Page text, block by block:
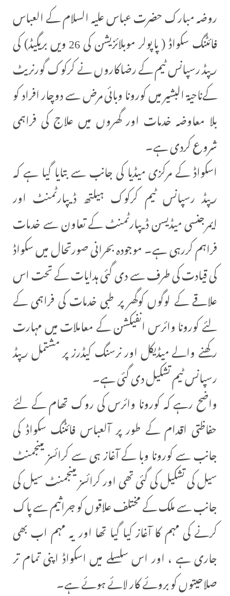
روضہ مبارک حضرت عباس علیہ السلام کے العباس
فائٹنگ سکواڈ ( پاپولر موبلائزیشن کی 26 ویں بریگیڈ) کی
ریپڈ رسپانس ٹیم کے رضاکاروں نے کرکوک گورنریٹ
کےناحیۃ البشیر میں کورونا وبائی مرض سے دوچار افراد کو
بلا معاوضہ خدمات اور گھروں میں علاج کی فراہمی
شروع کردی ہے۔
اسکواڈ کے مرکزی میڈیا کی جانب سے بتایا گیا ہے کہ
ریپڈ رسپانس ٹیم کرکوک ہیلتھ ڈیپارٹمنٹ اور
ایمرجنسی میڈیسن ڈیپارٹمنٹ کے تعاون سے خدمات
فراہم کررہی ہے۔ موجودہ بحرانی صورتحال میں سکواڈ
کی قیادت کی طرف سے دی گئی ہدایات کے تحت اس
علاقے کے لوگوں کوگھر پر طبی خدمات کی فراہمی کے
لئے کورونا وائرس انفیکشن کے معاملات میں مہارت
رکھنے والے میڈیکل اور نرسنگ کیڈرز پر مشتمل ریپڈ
رسپانس ٹیم تشکیل دی گئی ہے۔
واضح رہے کہ کورونا وائرس کی روک تھام کے لئے
حفاظتی اقدام کے طور پر آلعباس فائٹنگ سکواڈ کی
جانب سے کورونا وبا کے آغاز ہی سے کرائسز مینجمنٹ
سیل کی تشکیل کی گئی تھی اور کرائسز مینجمنٹ سیل کی
جانب سے ملک کے مختلف علاقوں کو جراثیم سے پاک
کرنے کی مہم کا آغاز کیا گیا تھا اور یہ مہم اب بھی
جاری ہے ، اور اس سلسلے میں اسکواڈ اپنی تمام تر
صلاحیتوں کو بروئے کار لائے ہوئے ہے۔